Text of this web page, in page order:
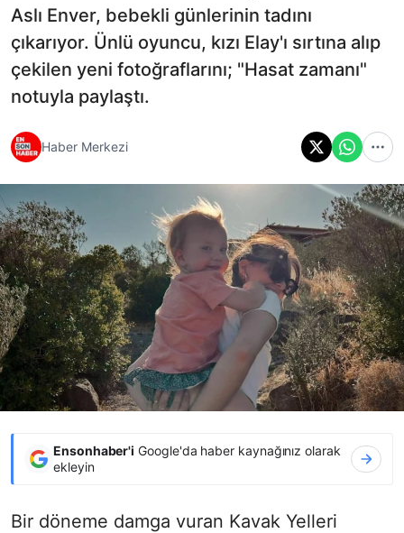
Aslı Enver, bebekli günlerinin tadını
çıkarıyor. Ünlü oyuncu, kızı Elay'ı sırtına alıp
çekilen yeni fotoğraflarını; "Hasat zamanı"
notuyla paylaştı.
Haber Merkezi
Ensonhaber'i Google'da haber kaynağınız olarak
ekleyin
Bir döneme damga vuran Kavak Yelleri